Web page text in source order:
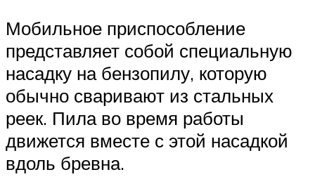
Мобильное приспособление
представляет собой специальную
насадку на бензопилу, которую
обычно сваривают из стальных
реек. Пила во время работы
движется вместе с этой насадкой
вдоль бревна.